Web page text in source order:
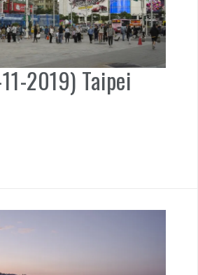
2019) Taipei